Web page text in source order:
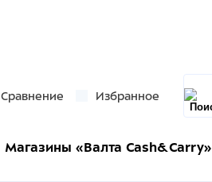
Сравнение Избранное
Магазины «Валта Cash&Carry»